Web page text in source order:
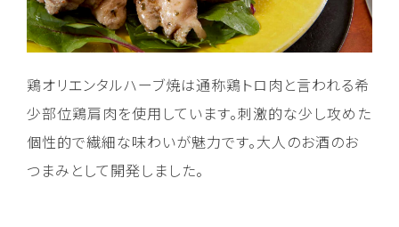
鶏オリエンタルハーブ焼は通称鶏トロ肉と言われる希
少部位鶏肩肉を使用しています。刺激的な少し攻めた
個性的で繊細な味わいが魅力です。大人のお酒のお
つまみとして開発しました。